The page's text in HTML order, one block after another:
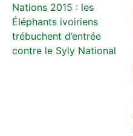
Nations 2015 : les
Éléphants ivoiriens
trébuchent d’entrée
contre le Syly National